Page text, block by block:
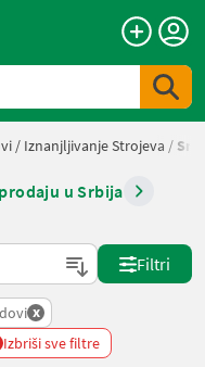
/ Iznanjljivanje Strojeva /
u Srbija
Filtri
x
Izbriši sve filtre